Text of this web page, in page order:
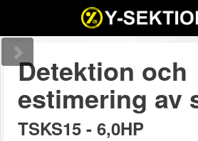
Detektion och
estimering av
TSKS15 - 6,0HP